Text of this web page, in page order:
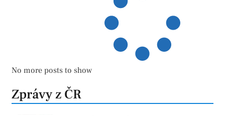
No more posts to show
Zprávy z ČR